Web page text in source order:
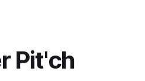
Pit'ch